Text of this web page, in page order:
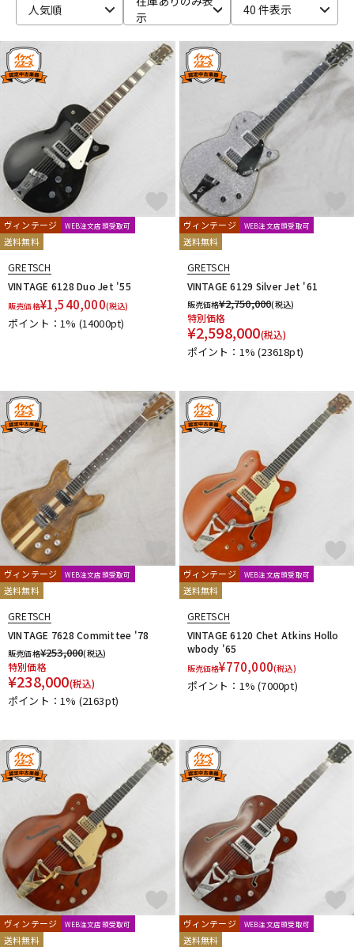
DTM オンライン納品 レコーディング機器
配信/ライブ機器 楽器アクセサリ
中古 ヴィンテージ
人気順
示
40 件表示
ヴィンテージ WEB注文店頭受取可
送料無料
GRETSCH
VINTAGE 6128 Duo Jet '55
販売価格¥1,540,000(税込)
ポイント：1% (14000pt)
ヴィンテージ WEB注文店頭受取可
送料無料
GRETSCH
VINTAGE 6129 Silver Jet '61
販売価格¥2,750,000(税込)
特別価格
¥2,598,000(税込)
ポイント：1%(23618pt)
ヴィンテージ WEB注文店頭受取可
送料無料
GRETSCH
VINTAGE 7628 Committee '78
販売価格¥253,000(税込)
特別価格
¥238,000(税込)
ポイント：1% (2163pt)
ヴィンテージ WEB注文店頭受取可
送料無料
GRETSCH
VINTAGE 6120 Chet Atkins Hollo
wbody '65
販売価格¥770,000(税込)
ポイント：1%(7000pt)
ヴィンテージ WEB注文店頭受取可
送料無料
ヴィンテージ WEB注文店頭受取可
送料無料